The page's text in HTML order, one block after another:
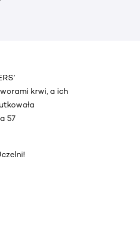
krwi, a ich
57